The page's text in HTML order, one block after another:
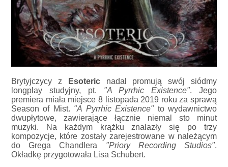
Brytyjczycy z Esotericnadal promują swój siódmy
longplay studyjny, pt. "A Pyrrhic Existence". Jego
premiera miała miejsce 8 listopada 2019 roku za sprawą
Season of Mist. "A Pyrrhic Existence"to wydawnictwo
dwupłytowe, zawierające łącznie niemal sto minut
muzyki. Na każdym krążku znalazły się po trzy
kompozycje, które zostały zarejestrowane w należącym
do Grega Chandlera "Priory Recording Studios".
Okładkę przygotowała Lisa Schubert.